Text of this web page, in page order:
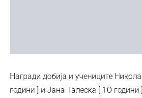
Награди добија и учениците
години ] и Јана Талеска [ 1О години